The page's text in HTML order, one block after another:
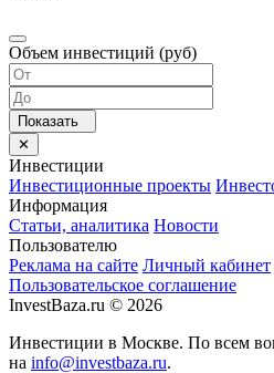
Объем инвестиций (руб)
Инвестиции
Инвестиционные проекты
Информация
Статьи, аналитика Новости
Пользователю
Реклама на сайте Личный кабинет
Пользовательское соглашение
InvestBaza.ru © 2026
Инвестиции в Москве. По всем
на info@investbaza.ru.